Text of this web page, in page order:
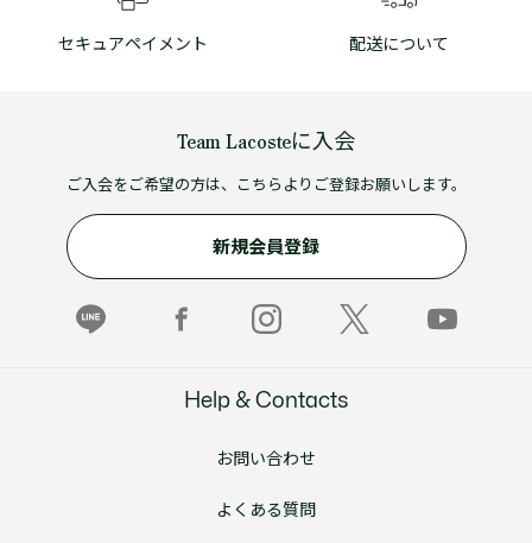
セキュアペイメント 配送について
Team Lacosteに入会
ご入会をご希望の方は、こちらよりご登録お願いします。
新規会員登録
Help & Contacts
お問い合わせ
よくある質問